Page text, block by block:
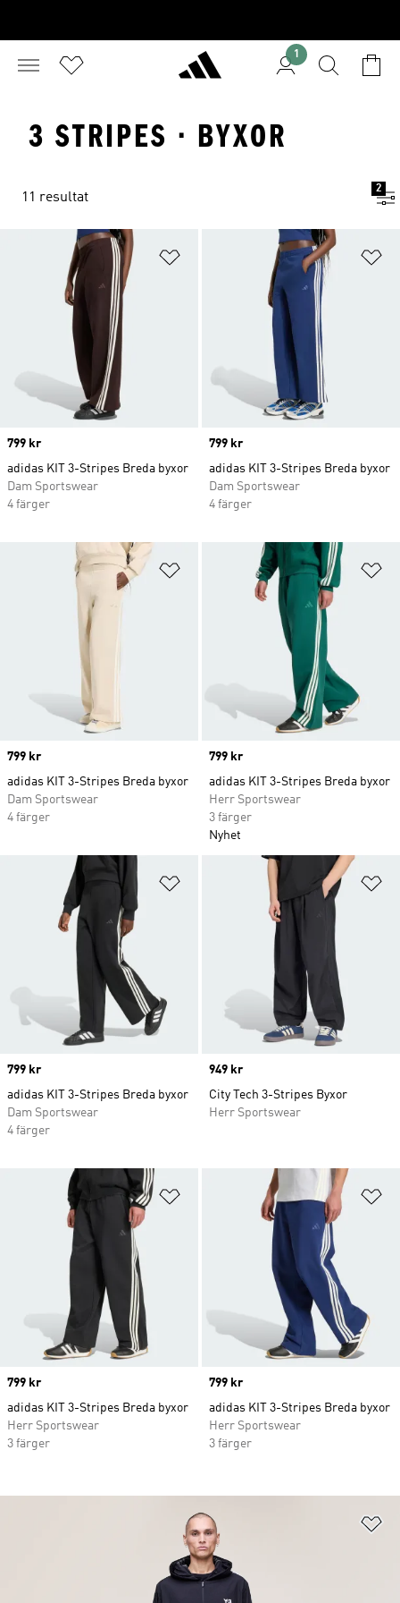
1
3 STRIPES · BYXOR
11 resultat
2
Lägg till på önskelistan
Price
799 kr
adidas KIT 3-Stripes Breda byxor
Dam Sportswear
4 färger
Price
799 kr
adidas KIT 3-Stripes Breda byxor
Dam Sportswear
4 färger
Lägg till på önskelistan
Price
799 kr
adidas KIT 3-Stripes Breda byxor
Dam Sportswear
4 färger
Price
799 kr
adidas KIT 3-Stripes Breda byxor
Herr Sportswear
3 färger
Nyhet
Lägg till på önskelistan
Price
799 kr
adidas KIT 3-Stripes Breda byxor
Dam Sportswear
4 färger
Price
949 kr
City Tech 3-Stripes Byxor
Herr Sportswear
Lägg till på önskelistan
Price
799 kr
adidas KIT 3-Stripes Breda byxor
Herr Sportswear
3 färger
Price
799 kr
adidas KIT 3-Stripes Breda byxor
Herr Sportswear
3 färger